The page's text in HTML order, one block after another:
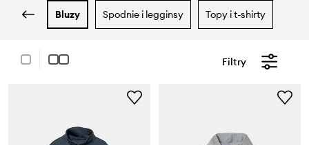
bluzy spodnie i legginsy topy i t-shirty
Filtry